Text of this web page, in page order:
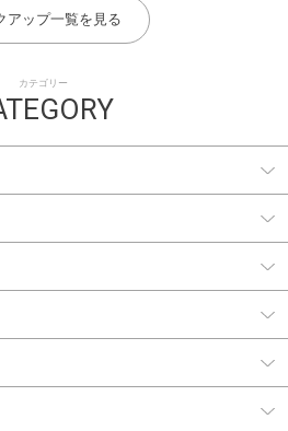
カテゴリー
アップ一覧を見る